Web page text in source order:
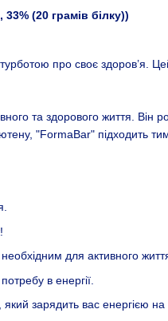
(20 грамів білку))
про своє здоров’я.
та здорового життя.
"FormaBar" підходить
для активного
в енергії.
зарядить вас енергією на